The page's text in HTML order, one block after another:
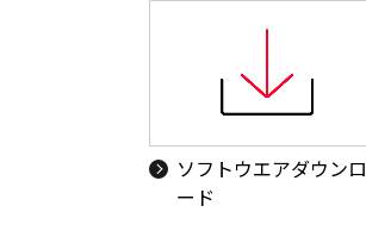
ソフトウエアダウンロ
ード